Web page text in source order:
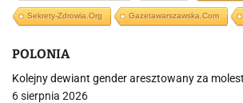
Sekrety-Zdrowia.org Gazetawarszawska.com
POLONIA
Kolejny dewiant gender aresztowany za
6 sierpnia 2026